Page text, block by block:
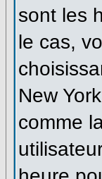
sont les
le cas,
New
comme